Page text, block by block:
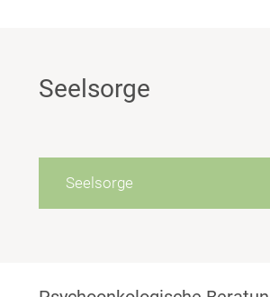
Seelsorge
Seelsorge